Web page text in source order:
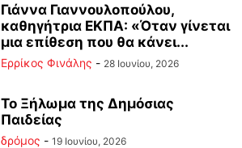
Γιάννα Γιαννουλοπούλου,
καθηγήτρια ΕΚΠΑ: «Όταν γίνεται
μια επίθεση που θα κάνει...
Ερρίκος Φινάλης - 28 Ιουνίου, 2026
Το Ξήλωμα της Δημόσιας
Παιδείας
δρόμος - 19 Ιουνίου, 2026